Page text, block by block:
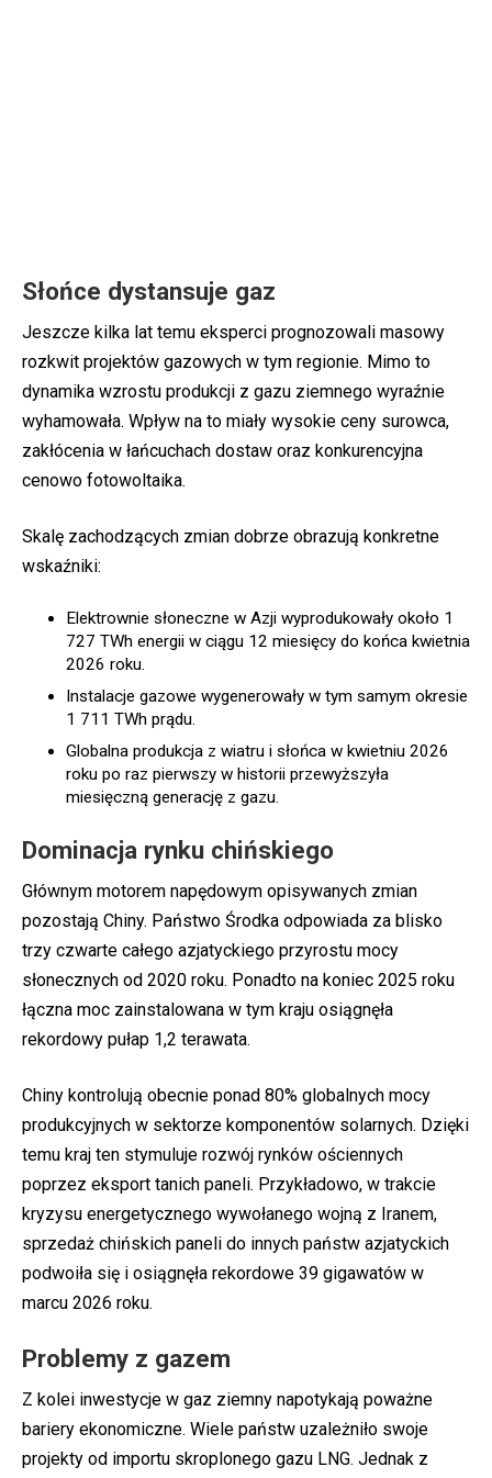
Słońce dystansuje gaz
Jeszcze kilka lat temu eksperci prognozowali masowy
rozkwit projektów gazowych w tym regionie. Mimo to
dynamika wzrostu produkcji z gazu ziemnego wyraźnie
wyhamowała. Wpływ na to miały wysokie ceny surowca,
zakłócenia w łańcuchach dostaw oraz konkurencyjna
cenowo fotowoltaika.
Skalę zachodzących zmian dobrze obrazują konkretne
wskaźniki:
Elektrownie słoneczne w Azji wyprodukowały około 1
727 TWh energii w ciągu 12 miesięcy do końca kwietnia
2026 roku.
Instalacje gazowe wygenerowały w tym samym okresie
1 711 TWh prądu.
Globalna produkcja z wiatru i słońca w kwietniu 2026
roku po raz pierwszy w historii przewyższyła
miesięczną generację z gazu.
Dominacja rynku chińskiego
Głównym motorem napędowym opisywanych zmian
pozostają Chiny. Państwo Środka odpowiada za blisko
trzy czwarte całego azjatyckiego przyrostu mocy
słonecznych od 2020 roku. Ponadto na koniec 2025 roku
łączna moc zainstalowana w tym kraju osiągnęła
rekordowy pułap 1,2 terawata.
Chiny kontrolują obecnie ponad 80% globalnych mocy
produkcyjnych w sektorze komponentów solarnych. Dzięki
temu kraj ten stymuluje rozwój rynków ościennych
poprzez eksport tanich paneli. Przykładowo, w trakcie
kryzysu energetycznego wywołanego wojną z Iranem,
sprzedaż chińskich paneli do innych państw azjatyckich
podwoiła się i osiągnęła rekordowe 39 gigawatów w
marcu 2026 roku.
Problemy z gazem
Z kolei inwestycje w gaz ziemny napotykają poważne
bariery ekonomiczne. Wiele państw uzależniło swoje
projekty od importu skroplonego gazu LNG. Jednak z